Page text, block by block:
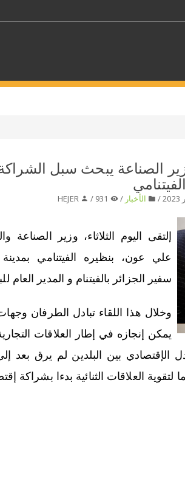
اختر قطاع / القطاعات
الصناعة يبحث سبل الشراكة
الأخبار /
إلتقى اليوم الثلاثاء، وزير الصناعة
علي عون، بنظيره الفيتنامي
سفير الجزائر بالفيتنام و المدير العام
وخلال هذا اللقاء تبادل الطرفان
يمكن إنجازه في إطار العلاقات
الإقتصادي بين البلدين لم يرق بعد
لتقوية العلاقات الثنائية بدءا بشراكة